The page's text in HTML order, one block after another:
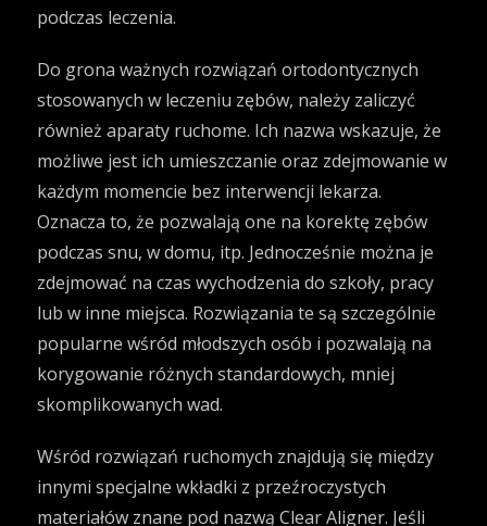
podczas leczenia.
Do grona ważnych rozwiązań ortodontycznych
stosowanych w leczeniu zębów, należy zaliczyć
również aparaty ruchome. Ich nazwa wskazuje, że
możliwe jest ich umieszczanie oraz zdejmowanie w
każdym momencie bez interwencji lekarza.
Oznacza to, że pozwalają one na korektę zębów
podczas snu, w domu, itp. Jednocześnie można je
zdejmować na czas wychodzenia do szkoły, pracy
lub w inne miejsca. Rozwiązania te są szczególnie
popularne wśród młodszych osób i pozwalają na
korygowanie różnych standardowych, mniej
skomplikowanych wad.
Wśród rozwiązań ruchomych znajdują się między
innymi specjalne wkładki z przeźroczystych
materiałów znane pod nazwą Clear Aligner. Jeśli